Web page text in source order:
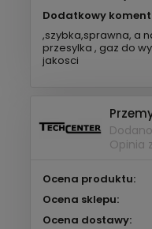
Dodatkowy
,szybka,sprawna, a
przesylka , gaz do
jakosci
Opinia
Ocena produktu:
Ocena sklepu:
Ocena dostawy: